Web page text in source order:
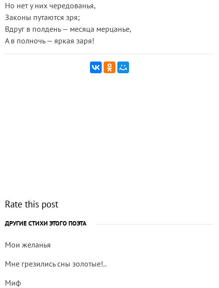
Но нет у них чередованья,
Законы путаются зря;
Вдруг в полдень — месяца мерцанье,
А в полночь — яркая заря!
Rate this post
ДРУГИЕ СТИХИ ЭТОГО ПОЭТА
Мои желанья
Мне грезились сны золотые!..
Миф